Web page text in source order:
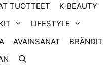
TUOTTEET
K-BEAUTY
LIFESTYLE
AVAINSANAT
BRÄNDIT